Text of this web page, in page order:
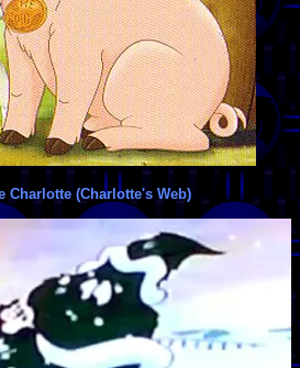
Charlotte (Charlotte's Web)